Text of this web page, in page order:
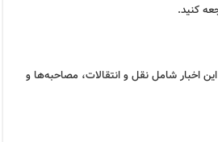
کنید.
اخبار شامل نقل و انتقالات، مصاحبه‌ها و